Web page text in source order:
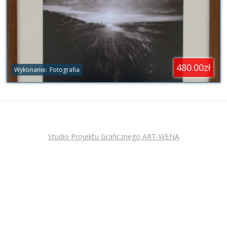
Wykonanie: Fotografia 480.00zł
Studio Projektu Graficznego ART-WENA